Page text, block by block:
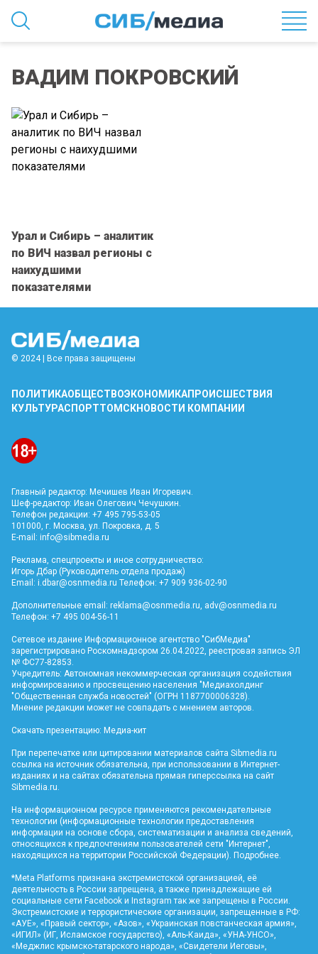
ВАДИМ ПОКРОВСКИЙ
Урал и Сибирь – аналитик
по ВИЧ назвал регионы с
наихудшими
показателями
© 2024 | Все права защищены
ПОЛИТИКАОБЩЕСТВОЭКОНОМИКАПРОИСШЕСТВИЯ
КУЛЬТУРАСПОРТТОМСКНОВОСТИ КОМПАНИИ
Главный редактор: Мечишев Иван Игоревич.
Шеф-редактор: Иван Олегович Чечушкин.
Телефон редакции: +7 495 795-53-05
101000, г. Москва, ул. Покровка, д. 5
E-mail: info@sibmedia.ru
Реклама, спецпроекты и иное сотрудничество:
Игорь Дбар (Руководитель отдела продаж)
Email: i.dbar@osnmedia.ru Телефон: +7 909 936-02-90
Дополнительные email: reklama@osnmedia.ru adv@osnmedia.ru
Телефон: +7 495 004-56-11
Сетевое издание Информационное агентство "СибМедиа"
зарегистрировано Роскомнадзором 26.04.2022, реестровая запись ЭЛ
№ ФС77-82853.
Учредитель: Автономная некоммерческая организация содействия
информированию и просвещению населения "Медиахолдинг
"Общественная служба новостей" (ОГРН 1187700006328).
Мнение редакции может не совпадать с мнением авторов.
Скачать презентацию: Медиа-кит
При перепечатке или цитировании материалов сайта Sibmedia.ru
ссылка на источник обязательна, при использовании в Интернет-
изданиях и на сайтах обязательна прямая гиперссылка на сайт
Sibmedia.ru
На информационном ресурсе применяются рекомендательные
технологии (информационные технологии предоставления
информации на основе сбора, систематизации и анализа сведений,
относящихся к предпочтениям пользователей сети "Интернет",
находящихся на территории Российской Федерации). Подробнее
*Meta Platforms признана экстремистской организацией, её
деятельность в России запрещена, а также принадлежащие ей
социальные сети Facebook и Instagram так же запрещены в России.
Экстремистские и террористические организации, запрещенные в РФ:
«АУЕ», «Правый сектор», «Азов», «Украинская повстанческая армия»,
«ИГИЛ» (ИГ, Исламское государство), «Аль-Каида», «УНА-УНСО»,
«Меджлис крымско-татарского народа», «Свидетели Иеговы»,